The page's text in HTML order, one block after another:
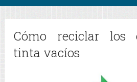
Cómo reciclar los
tinta vacíos